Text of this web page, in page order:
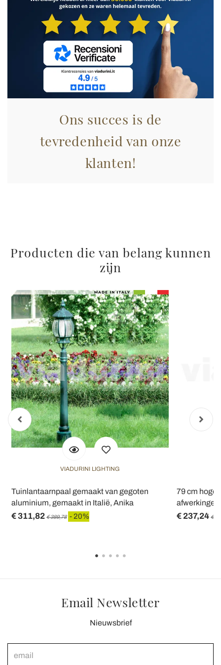
analizzare il nostro traffico. Condividiamo inoltre
informazioni sul modo in cui utilizza il nostro sito con i
nostri partner che si occupano di analisi dei dati web,
pubblicità e social media, i quali potrebbero combinarle
con altre informazioni che ha fornito loro o che hanno
raccolto dal suo utilizzo dei loro servizi.
Ons succes is de
tevredenheid van onze
klanten!
Producten die van belang kunnen
zijn
VIADURINI LIGHTING
Tuinlantaarnpaal gemaakt van gegoten
aluminium, gemaakt in Italië, Anika
€ 311,82 € 389,78 - 20%
79 cm hoge
afwerkingen
€ 237,24 €
Email Newsletter
Nieuwsbrief